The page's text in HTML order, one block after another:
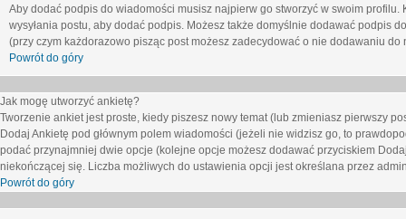
Aby dodać podpis do wiadomości musisz najpierw go stworzyć w swoim
wysyłania postu, aby dodać podpis. Możesz także domyślnie dodawać podpis
(przy czym każdorazowo pisząc post możesz zadecydować o nie dodawaniu
Powrót do góry
Jak mogę utworzyć ankietę?
Tworzenie ankiet jest proste, kiedy piszesz nowy temat (lub zmieniasz pierwszy
Dodaj Ankietę pod głównym polem wiadomości (jeżeli nie widzisz go, to
podać przynajmniej dwie opcje (kolejne opcje możesz dodawać przyciskiem
niekończącej się. Liczba możliwych do ustawienia opcji jest określana przez
Powrót do góry